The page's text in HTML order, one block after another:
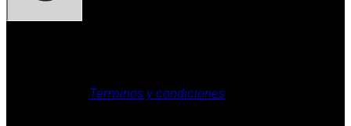
Términos y condiciones.